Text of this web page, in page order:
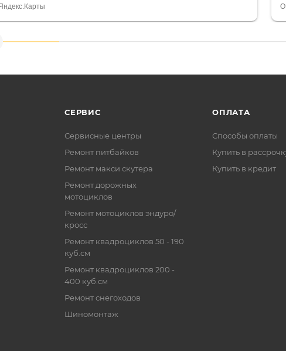
что это говорит о небезразличии к клиенту после
СЕРВИС
Сервисные центры
Ремонт питбайков
Ремонт макси скутера
Ремонт дорожных
мотоциклов
Ремонт мотоциклов эндуро/
кросс
Ремонт квадроциклов 50 - 190
куб.см
Ремонт квадроциклов 200 -
400 куб.см
Ремонт снегоходов
Шиномонтаж
ОПЛАТА
Способы оплаты
Купить в
Купить в кредит